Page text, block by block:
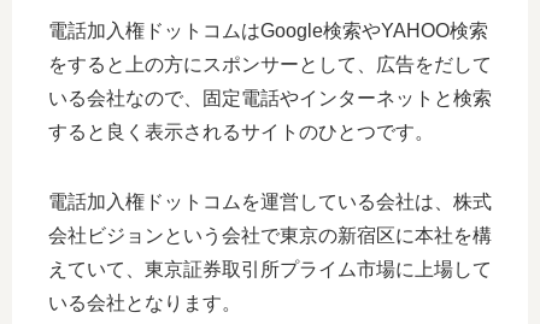
電話加入権ドットコムはGoogle検索やYAHOO検索
をすると上の方にスポンサーとして、広告をだして
いる会社なので、固定電話やインターネットと検索
すると良く表示されるサイトのひとつです。
電話加入権ドットコムを運営している会社は、株式
会社ビジョンという会社で東京の新宿区に本社を構
えていて、東京証券取引所プライム市場に上場して
いる会社となります。